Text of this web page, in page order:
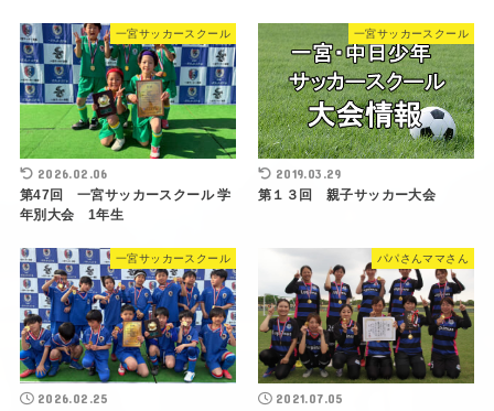
一宮サッカースクール
2026.02.06
第47回 一宮サッカースクール 学
年別大会 1年生
一宮サッカースクール
2019.03.29
第１３回 親子サッカー大会
一宮サッカースクール
2026.02.25
パパさんママさん
2021.07.05